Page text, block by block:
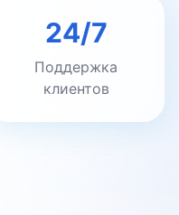
24/7
Поддержка
клиентов